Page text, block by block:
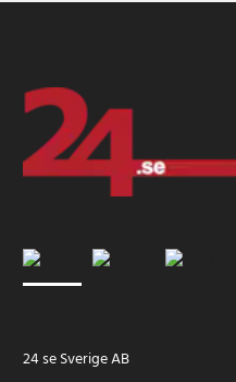
24 se Sverige AB